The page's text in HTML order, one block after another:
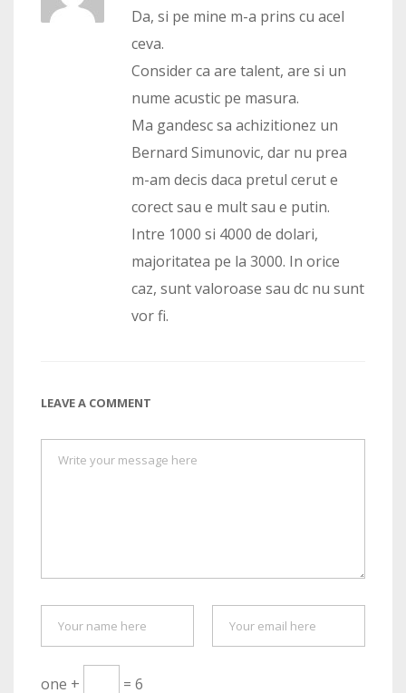
Da, si pe mine m-a prins cu acel
ceva.
Consider ca are talent, are si un
nume acustic pe masura.
Ma gandesc sa achizitionez un
Bernard Simunovic, dar nu prea
m-am decis daca pretul cerut e
corect sau e mult sau e putin.
Intre 1000 si 4000 de dolari,
majoritatea pe la 3000. In orice
caz, sunt valoroase sau dc nu sunt
vor fi.
LEAVE A COMMENT
one + = 6